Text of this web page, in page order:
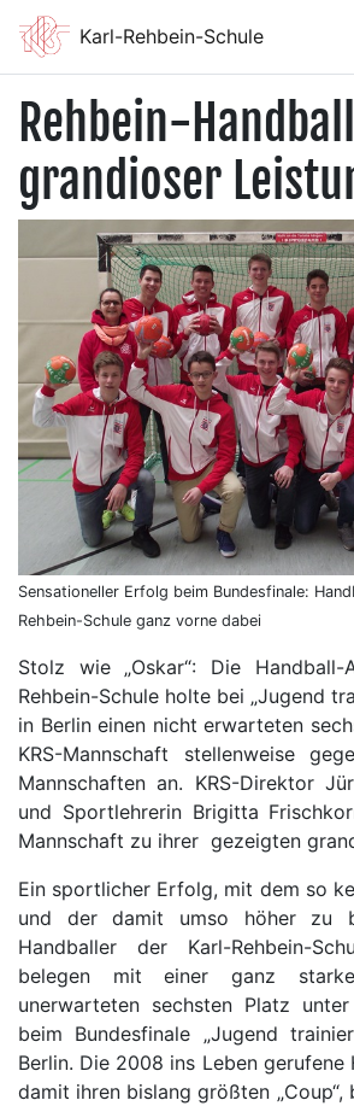
Karl-Rehbein-Schule
Rehbein-
grandioser
Sensationeller Erfolg beim Bundesfinale:
Rehbein-Schule ganz vorne dabei
Stolz wie „Oskar“: Die Handball-
Rehbein-Schule holte bei „Jugend
in Berlin einen nicht erwarteten
KRS-Mannschaft stellenweise
Mannschaften an. KRS-Direktor
und Sportlehrerin Brigitta
Mannschaft zu ihrer gezeigten
Ein sportlicher Erfolg, mit dem so
und der damit umso höher zu
Handballer der Karl-Rehbein-
belegen mit einer ganz
unerwarteten sechsten Platz
beim Bundesfinale „Jugend
Berlin. Die 2008 ins Leben gerufene
damit ihren bislang größten „Coup“,